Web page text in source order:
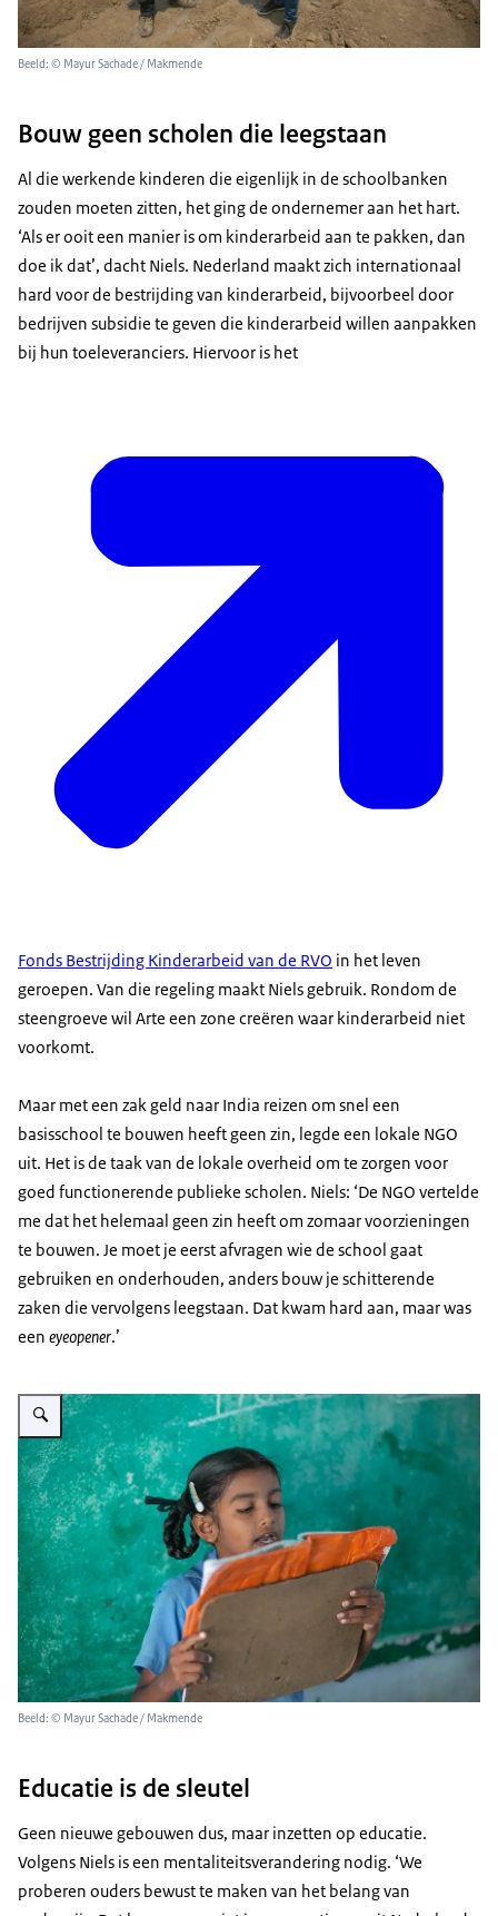
Beeld: © Mayur Sachade / Makmende
Bouw geen scholen die leegstaan
Al die werkende kinderen die eigenlijk in de schoolbanken
zouden moeten zitten, het ging de ondernemer aan het hart.
‘Als er ooit een manier is om kinderarbeid aan te pakken, dan
doe ik dat’, dacht Niels. Nederland maakt zich internationaal
hard voor de bestrijding van kinderarbeid, bijvoorbeel door
bedrijven subsidie te geven die kinderarbeid willen aanpakken
bij hun toeleveranciers. Hiervoor is het
Fonds Bestrijding Kinderarbeid van de RVO in het leven
geroepen. Van die regeling maakt Niels gebruik. Rondom de
steengroeve wil Arte een zone creëren waar kinderarbeid niet
voorkomt.
Maar met een zak geld naar India reizen om snel een
basisschool te bouwen heeft geen zin, legde een lokale NGO
uit. Het is de taak van de lokale overheid om te zorgen voor
goed functionerende publieke scholen. Niels: ‘De NGO vertelde
me dat het helemaal geen zin heeft om zomaar voorzieningen
te bouwen. Je moet je eerst afvragen wie de school gaat
gebruiken en onderhouden, anders bouw je schitterende
zaken die vervolgens leegstaan. Dat kwam hard aan, maar was
een eyeopener.’
Vergroot afbeelding Education in India
Beeld: © Mayur Sachade / Makmende
Educatie is de sleutel
Geen nieuwe gebouwen dus, maar inzetten op educatie.
Volgens Niels is een mentaliteitsverandering nodig. ‘We
proberen ouders bewust te maken van het belang van